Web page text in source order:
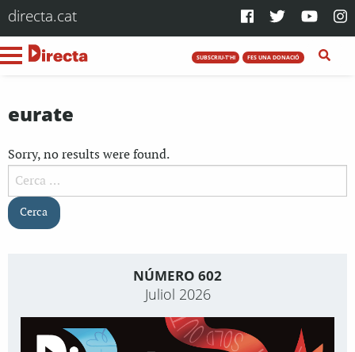
directa.cat
SUBSCRIU-T'HI FES UNA DONACIÓ
eurate
Sorry, no results were found.
Cerca:
NÚMERO 602
Juliol 2026